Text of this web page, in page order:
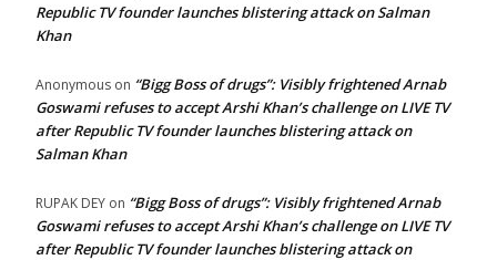
Republic TV founder launches blistering attack on Salman
Khan
Anonymous on “Bigg Boss of drugs”: Visibly frightened Arnab
Goswami refuses to accept Arshi Khan’s challenge on LIVE TV
after Republic TV founder launches blistering attack on
Salman Khan
RUPAK DEY on “Bigg Boss of drugs”: Visibly frightened Arnab
Goswami refuses to accept Arshi Khan’s challenge on LIVE TV
after Republic TV founder launches blistering attack on